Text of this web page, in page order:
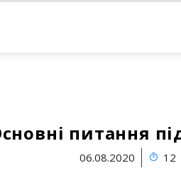
питання
06.08.2020 12